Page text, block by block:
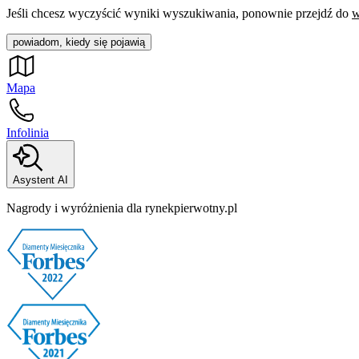
Jeśli chcesz wyczyścić wyniki wyszukiwania, ponownie przejdź do
powiadom, kiedy się pojawią
Mapa
Infolinia
Asystent AI
Nagrody i wyróżnienia dla rynekpierwotny.pl